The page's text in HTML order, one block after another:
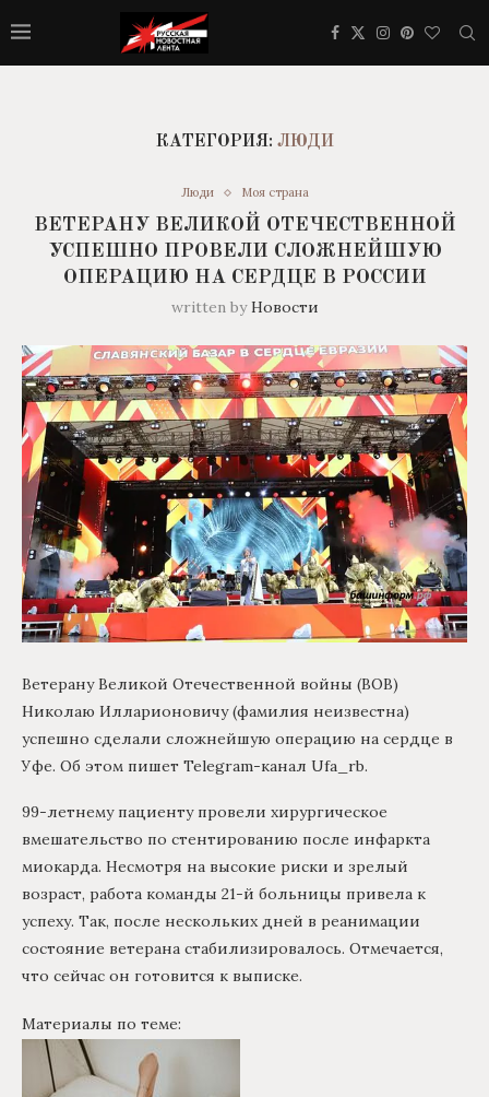
КАТЕГОРИЯ: ЛЮДИ
Люди Моя страна
ВЕТЕРАНУ ВЕЛИКОЙ ОТЕЧЕСТВЕННОЙ
УСПЕШНО ПРОВЕЛИ СЛОЖНЕЙШУЮ
ОПЕРАЦИЮ НА СЕРДЦЕ В РОССИИ
written byНовости
Ветерану Великой Отечественной войны (ВОВ)
Николаю Илларионовичу (фамилия неизвестна)
успешно сделали сложнейшую операцию на сердце в
Уфе. Об этом пишет Telegram-канал Ufa_rb.
99-летнему пациенту провели хирургическое
вмешательство по стентированию после инфаркта
миокарда. Несмотря на высокие риски и зрелый
возраст, работа команды 21-й больницы привела к
успеху. Так, после нескольких дней в реанимации
состояние ветерана стабилизировалось. Отмечается,
что сейчас он готовится к выписке.
Материалы по теме: